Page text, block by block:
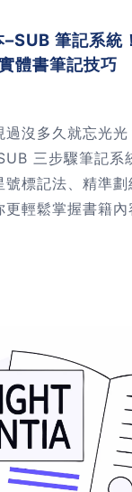
–SUB 筆記系
體書筆記技巧
沒多久就忘光
三步驟筆記系
標記法、精準
輕鬆掌握書籍內